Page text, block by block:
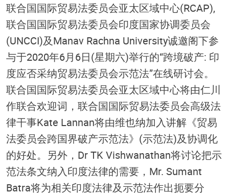
联合国国际贸易法委员会亚太区域中心(RCAP),
联合国国际贸易法委员会印度国家协调委员会
(UNCCI)及Manav Rachna University诚邀阁下参
与于2020年6月6日(星期六)举行的“跨境破产: 印
度应否采纳贸易法委员会示范法”在线研讨会。
联合国国际贸易法委员会亚太区域中心将由仁川
作联合欢迎词，联合国国际贸易法委员会高级法
律干事Kate Lannan将由维也纳加入讲解《贸易
法委员会跨国界破产示范法》(示范法)及协调化
的好处。另外，Dr TK Vishwanathan将讨论把示
范法条文纳入印度法律的需要，Mr. Sumant
Batra将为相关印度法律及示范法作出扼要分